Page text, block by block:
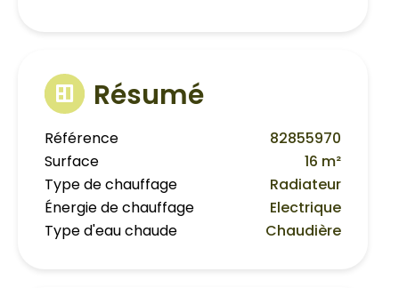
Résumé
Référence
82855970
Surface
16 m²
Type de chauffage
Radiateur
Énergie de chauffage
Electrique
Type d'eau chaude
Chaudière